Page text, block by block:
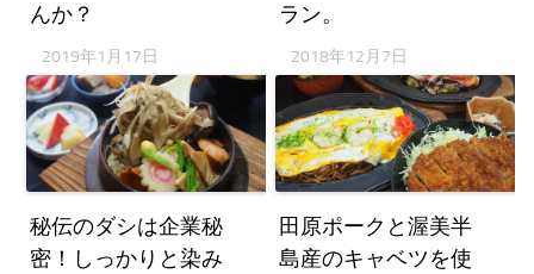
んか？
2019年1月17日
ラン。
2018年12月7日
秘伝のダシは企業秘
密！しっかりと染み
田原ポークと渥美半
島産のキャベツを使